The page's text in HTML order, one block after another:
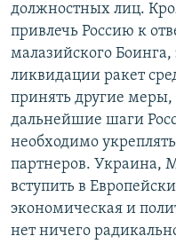
должностных лиц.
привлечь Россию к
малазийского
ликвидации ракет
принять другие меры,
дальнейшие шаги
необходимо
партнеров. Украина,
вступить в
экономическая и
нет ничего